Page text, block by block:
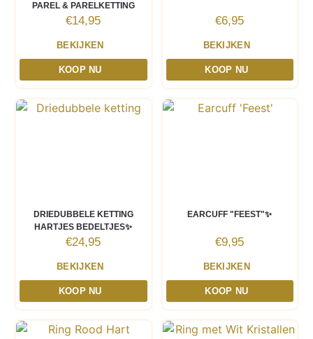
PAREL & PARELKETTING
€14,95
BEKIJKEN
KOOP NU
€6,95
BEKIJKEN
KOOP NU
DRIEDUBBELE KETTING
HARTJES BEDELTJES✨
€24,95
BEKIJKEN
KOOP NU
EARCUFF "FEEST"✨
€9,95
BEKIJKEN
KOOP NU